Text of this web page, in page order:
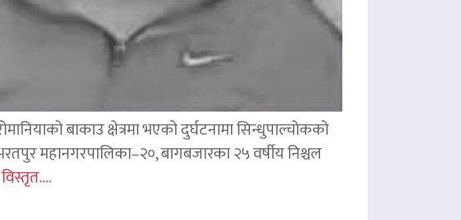
बाकाउ क्षेत्रमा भएको दुर्घटनामा सिन्धुपाल्चोकको
महानगरपालिका–२०, बागबजारका २५ वर्षीय निश्चल
विस्तृत....